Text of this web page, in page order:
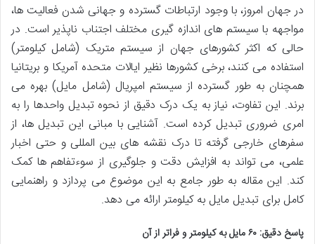
در جهان امروز، با وجود ارتباطات گسترده و جهانی شدن فعالیت ها،
مواجهه با سیستم های اندازه گیری مختلف اجتناب ناپذیر است. در
حالی که اکثر کشورهای جهان از سیستم متریک (شامل کیلومتر)
استفاده می کنند، برخی کشورها نظیر ایالات متحده آمریکا و بریتانیا
همچنان به طور گسترده از سیستم امپریال (شامل مایل) بهره می
برند. این تفاوت، نیاز به یک درک دقیق از نحوه تبدیل واحدها را به
امری ضروری تبدیل کرده است. آشنایی با مبانی این تبدیل ها، از
سفرهای خارجی گرفته تا درک نقشه های بین المللی و حتی اخبار
علمی، می تواند به افزایش دقت و جلوگیری از سوءتفاهم ها کمک
کند. این مقاله به طور جامع به این موضوع می پردازد و راهنمایی
کامل برای تبدیل مایل به کیلومتر ارائه می دهد.
پاسخ دقیق: ۶۰ مایل به کیلومتر و فراتر از آن